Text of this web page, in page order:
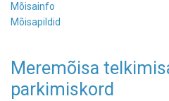
Mõisainfo
Mõisapildid
Meremõisa
parkimiskord